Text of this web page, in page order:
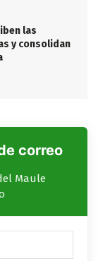
las
y consolidan
correo
Maule